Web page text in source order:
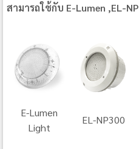
สามารถใช้กับ E-Lumen ,EL-
E-Lumen
Light
EL-NP300